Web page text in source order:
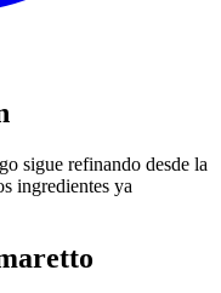
sigue refinando desde la
ingredientes ya